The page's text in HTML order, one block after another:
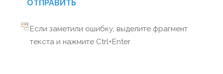
ОТПРАВИТЬ
Если заметили ошибку, выделите фрагмент
текста и нажмите Ctrl+Enter